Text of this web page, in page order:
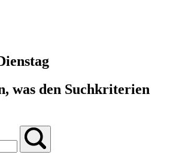
was den Suchkriterien